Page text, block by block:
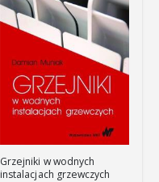
Grzejniki w wodnych
instalacjach grzewczych